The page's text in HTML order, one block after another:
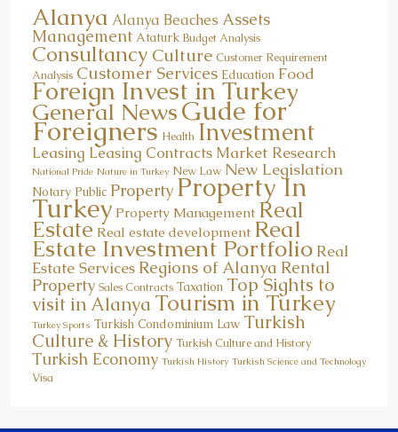
Alanya Alanya Beaches Assets
Management Ataturk Budget Analysis
Consultancy Culture Customer Requirement
Analysis Customer Services Education Food
Foreign Invest in Turkey
General NewsGude for
Foreigners Health Investment
Leasing Leasing Contracts Market Research
National Pride Nature in Turkey New Law New Legislation
Notary Public Property Property In
Turkey Property Management Real
Estate Real estate development Real
Estate Investment Portfolio Real
Estate Services Regions of Alanya Rental
Property Sales Contracts Taxation Top Sights to
visit in Alanya Tourism in Turkey
Turkey Sports Turkish Condominium Law Turkish
Culture & History Turkish Culture and History
Turkish Economy Turkish History Turkish Science and Technology
Visa